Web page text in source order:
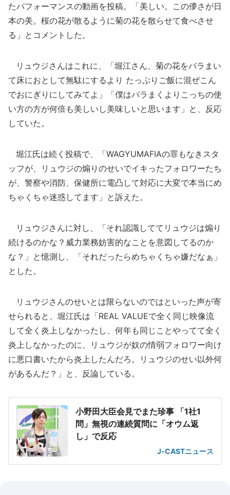
たパフォーマンスの動画を投稿。「美しい。この儚さが日
本の美。桜の花が散るように菊の花を散らせて食べさせ
る」とコメントした。
リュウジさんはこれに、「堀江さん、菊の花をバラまい
て床におとして無駄にするより たっぷりご飯に混ぜこん
でおにぎりにしてみてよ」「僕はバラまくよりこっちの使
い方の方が何倍も美しいし美味しいと思います」と、反応
していた。
堀江氏は続く投稿で、「WAGYUMAFIAの罪もなきスタ
ッフが、リュウジの煽りのせいでイキったフォロワーたち
が、警察や消防、保健所に電凸して対応に大変で本当にめ
ちゃくちゃ迷惑してます」と訴えた。
リュウジさんに対し、「それ認識しててリュウジは煽り
続けるのかな？威力業務妨害的なことを意図してるのか
な？」と憶測し、「それだったらめちゃくちゃ嫌だなぁ」
とした。
リュウジさんのせいとは限らないのではといった声が寄
せられると、堀江氏は「REAL VALUEで全く同じ映像流
して全く炎上しなかったし、何年も同じことやってて全く
炎上しなかったのに、リュウジが奴の情弱フォロワー向け
に悪口書いたから炎上したんだろ。リュウジのせい以外何
があるんだ？」と、反論している。
小野田大臣会見でまた珍事 「1社1
問」無視の連続質問に「オウム返
し」で反応
J-CASTニュース